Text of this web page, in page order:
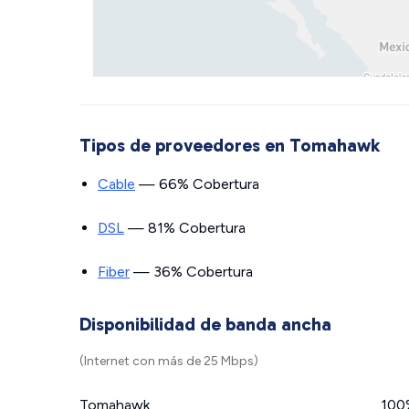
Tipos de proveedores en Tomahawk
Cable — 66% Cobertura
DSL — 81% Cobertura
Fiber — 36% Cobertura
Disponibilidad de banda ancha
(Internet con más de 25 Mbps)
Tomahawk